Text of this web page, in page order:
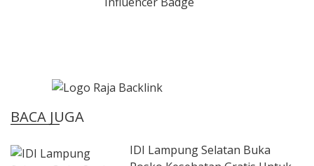
BACA JUGA
IDI Lampung Selatan Buka